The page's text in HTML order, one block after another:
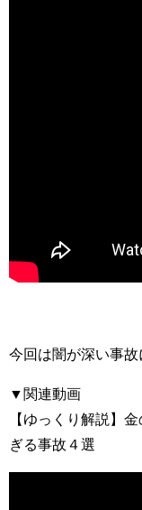
今回は闇が深い事故
▼関連動画
【ゆっくり解説】
ぎる事故４選